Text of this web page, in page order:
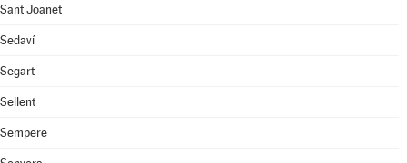
Sant Joanet
Sedaví
Segart
Sellent
Sempere